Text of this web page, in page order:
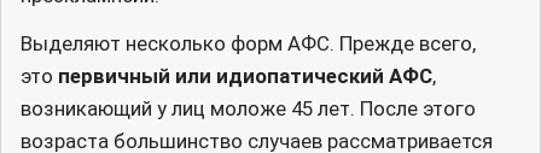
Выделяют несколько форм АФС. Прежде всего,
это первичный или идиопатический АФС,
возникающий у лиц моложе 45 лет. После этого
возраста большинство случаев рассматривается